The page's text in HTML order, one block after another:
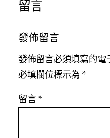
留言
發佈留言
發佈留言必須填寫的電
必填欄位標示為 *
留言 *